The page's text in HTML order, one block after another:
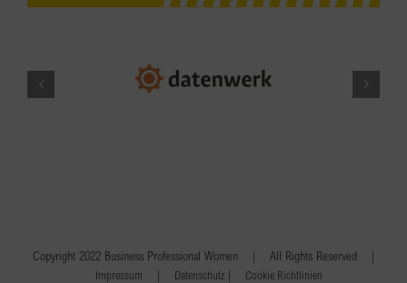
Copyright 2022 Business Professional Women | All Rights Reserved |
Impressum | Datenschutz | Cookie Richtlinien